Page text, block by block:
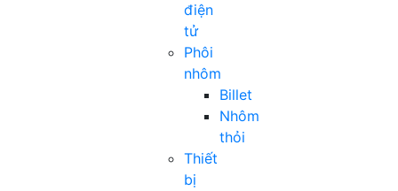
điện
tử
Phôi
nhôm
Billet
Nhôm
thỏi
Thiết
bị